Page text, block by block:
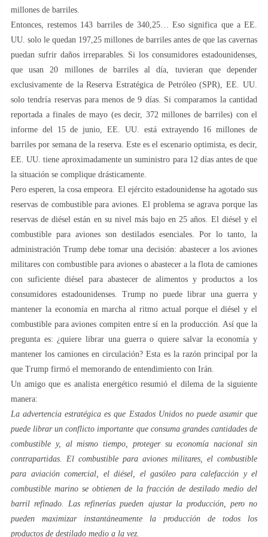
millones de barriles.
Entonces, restemos 143 barriles de 340,25… Eso significa que a EE.
UU. solo le quedan 197,25 millones de barriles antes de que las cavernas
puedan sufrir daños irreparables. Si los consumidores estadounidenses,
que usan 20 millones de barriles al día, tuvieran que depender
exclusivamente de la Reserva Estratégica de Petróleo (SPR), EE. UU.
solo tendría reservas para menos de 9 días. Si comparamos la cantidad
reportada a finales de mayo (es decir, 372 millones de barriles) con el
informe del 15 de junio, EE. UU. está extrayendo 16 millones de
barriles por semana de la reserva. Este es el escenario optimista, es decir,
EE. UU. tiene aproximadamente un suministro para 12 días antes de que
la situación se complique drásticamente.
Pero esperen, la cosa empeora. El ejército estadounidense ha agotado sus
reservas de combustible para aviones. El problema se agrava porque las
reservas de diésel están en su nivel más bajo en 25 años. El diésel y el
combustible para aviones son destilados esenciales. Por lo tanto, la
administración Trump debe tomar una decisión: abastecer a los aviones
militares con combustible para aviones o abastecer a la flota de camiones
con suficiente diésel para abastecer de alimentos y productos a los
consumidores estadounidenses. Trump no puede librar una guerra y
mantener la economía en marcha al ritmo actual porque el diésel y el
combustible para aviones compiten entre sí en la producción. Así que la
pregunta es: ¿quiere librar una guerra o quiere salvar la economía y
mantener los camiones en circulación? Esta es la razón principal por la
que Trump firmó el memorando de entendimiento con Irán.
Un amigo que es analista energético resumió el dilema de la siguiente
manera:
La advertencia estratégica es que Estados Unidos no puede asumir que
puede librar un conflicto importante que consuma grandes cantidades de
combustible y, al mismo tiempo, proteger su economía nacional sin
contrapartidas. El combustible para aviones militares, el combustible
para aviación comercial, el diésel, el gasóleo para calefacción y el
combustible marino se obtienen de la fracción de destilado medio del
barril refinado. Las refinerías pueden ajustar la producción, pero no
pueden maximizar instantáneamente la producción de todos los
productos de destilado medio a la vez.